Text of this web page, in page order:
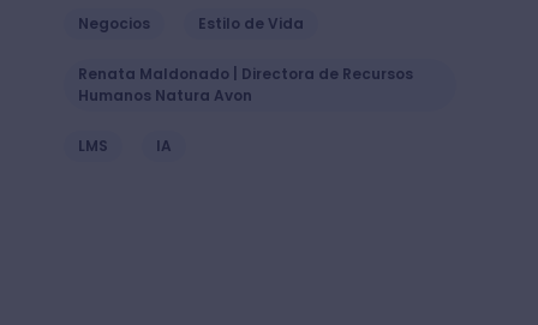
Negocios Estilo de Vida
Renata Maldonado | Directora de Recursos
Humanos Natura Avon
LMS IA